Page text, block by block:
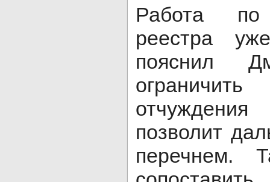
Работа по
реестра
пояснил
позволит
перечнем.